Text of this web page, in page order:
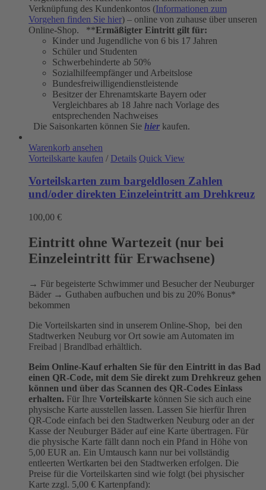
Verknüpfung des Kundenkontos (Informationen zum
Vorgehen finden Sie hier) – online von zuhause über unseren
Online-Shop. **Ermäßigter Eintritt gilt für:
Kinder und Jugendliche von 6 bis 17 Jahren
Schüler und Studenten
Schwerbehinderte ab 50%
Sozialhilfeempfänger und Arbeitslose
Bundesfreiwilligendienstleistende
Besitzer der Ehrenamtskarte Bayern oder
Vergleichbares ab 18 Jahre nach Vorlage des
entsprechenden Nachweises
Die Saisonkarten können Sie hier kaufen.
Warenkorb ansehen
Vorteilskarte kaufen / Details Quick View
Vorteilskarten zum bargeldlosen Zahlen
und/oder direkten Einzeleintritt am Drehkreuz
100,00 €
Eintritt ohne Wartezeit (nur bei
Einzeleintritt für Erwachsene)
→ Für begeisterte Schwimmer und Besucher der Neuburger
Bäder → Guthaben aufbuchen und bis zu 20% Bonus*
bekommen
Die Vorteilskarten sind in unserem Online-Shop, bei den
Stadtwerken Neuburg vor Ort sowie am Automaten im
Freibad | Brandlbad erhältlich.
Beim Online-Kauf erhalten Sie für den Eintritt in das Bad
einen QR-Code, mit dem Sie direkt zum Drehkreuz gehen
können und über das Scannen des QR-Codes Einlass
erhalten. Für Ihre Vorteilskarte können Sie sich auch eine
physische Karte ausstellen lassen. Lassen Sie hierfür Ihren
QR-Code einfach bei den Stadtwerken Neuburg oder an der
Kasse der Neuburger Bäder auf eine Karte übertragen. Für
die physische Karte fällt dann noch ein Pfand in Höhe von
5,00 EUR an. Ein Umtausch kann nur bei vollständig
entleerten Wertkarten bei den Stadtwerken erfolgen. Die
Preise für die Vorteilskarten sind wie folgt (bei physischer
Karte zzgl. 5,00 € Kartenpfand):